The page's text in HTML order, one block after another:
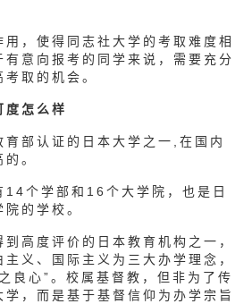
使得同志社大学的考取难度相
有意向报考的同学来说，需要充分
取的机会。
度怎么样
部认证的日本大学之一,在国内
。
个学部和16个大学院，也是日
的学校。
度评价的日本教育机构之一，
义、国际主义为三大办学理念，
良心”。校属基督教，但非为了传
，而是基于基督信仰为办学宗旨